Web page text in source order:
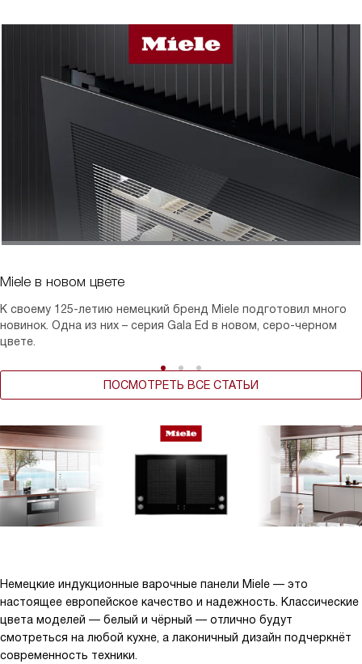
Miele в новом цвете
К своему 125-летию немецкий бренд Miele подготовил много
новинок. Одна из них – серия Gala Ed в новом, серо-черном
цвете.
ПОСМОТРЕТЬ ВСЕ СТАТЬИ
Немецкие индукционные варочные панели Miele — это
настоящее европейское качество и надежность. Классические
цвета моделей — белый и чёрный — отлично будут
смотреться на любой кухне, а лаконичный дизайн подчеркнёт
современность техники.